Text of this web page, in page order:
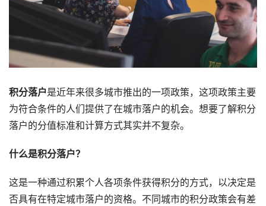
积分落户是近年来很多城市推出的一项政策，这项政策主要
为符合条件的人们提供了在城市落户的机会。想要了解积分
落户的分值标准和计算方式其实并不复杂。
什么是积分落户？
这是一种通过积累个人各项条件获得积分的方式，以决定是
否具有在特定城市落户的资格。不同城市的积分政策会有差